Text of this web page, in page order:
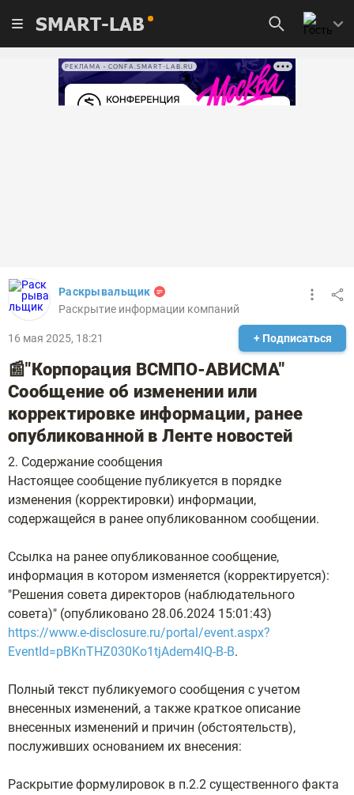
SMART-LAB
РЕКЛАМА • CONFA.SMART-LAB.RU
Раскрывальщик
Раскрытие информации компаний
16 мая 2025, 18:21 + Подписаться
📰"Корпорация ВСМПО-АВИСМА"
Сообщение об изменении или
корректировке информации, ранее
опубликованной в Ленте новостей
2. Содержание сообщения
Настоящее сообщение публикуется в порядке
изменения (корректировки) информации,
содержащейся в ранее опубликованном сообщении.
Ссылка на ранее опубликованное сообщение,
информация в котором изменяется (корректируется):
"Решения совета директоров (наблюдательного
совета)" (опубликовано 28.06.2024 15:01:43)
https://www.e-disclosure.ru/portal/event.aspx?
EventId=pBKnTHZ030Ko1tjAdem4lQ-B-B.
Полный текст публикуемого сообщения с учетом
внесенных изменений, а также краткое описание
внесенных изменений и причин (обстоятельств),
послуживших основанием их внесения:
Раскрытие формулировок в п.2.2 существенного факта